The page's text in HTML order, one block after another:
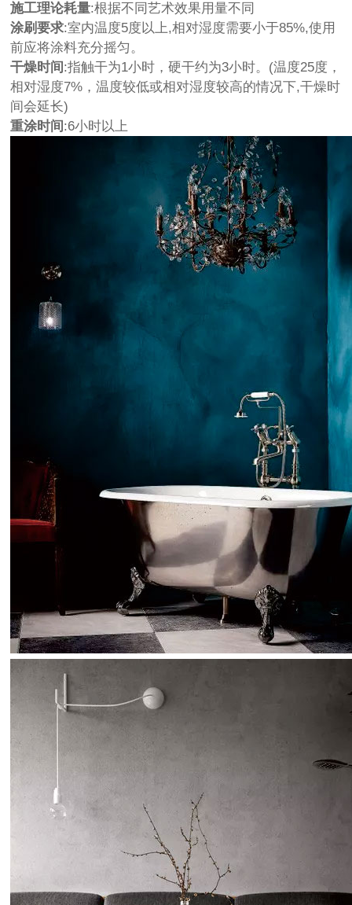
施工理论耗量:根据不同艺术效果用量不同
涂刷要求:室内温度5度以上,相对湿度需要小于85%,使用
前应将涂料充分摇匀。
干燥时间 :指触干为1小时，硬干约为3小时。(温度25度，
相对湿度7%，温度较低或相对湿度较高的情况下,干燥时
间会延长)
重涂时间 :6小时以上